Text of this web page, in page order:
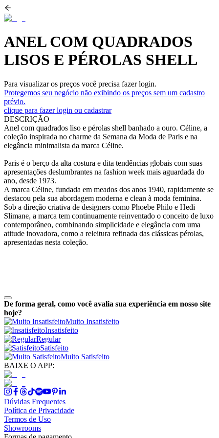
ANEL COM QUADRADOS
LISOS E PÉROLAS SHELL
Para visualizar os preços você precisa fazer login.
Protegemos seu negócio não exibindo os preços sem um cadastro
prévio.
clique para fazer login ou cadastrar
DESCRIÇÃO
Anel com quadrados liso e pérolas shell banhado a ouro. Céline, a
coleção inspirada no charme da Semana da Moda de Paris e na
elegância minimalista da marca Céline.
Paris é o berço da alta costura e dita tendências globais com suas
apresentações deslumbrantes na fashion week mais aguardada do
ano, desde 1973.
A marca Céline, fundada em meados dos anos 1940, rapidamente se
destacou pela sua abordagem moderna e clean à moda feminina.
Sob a direção criativa de designers como Phoebe Philo e Hedi
Slimane, a marca tem continuamente reinventado o conceito de luxo
contemporâneo, combinando simplicidade e elegância com uma
atitude inovadora, como a releitura refinada das clássicas pérolas,
apresentadas nesta coleção.
De forma geral, como você avalia sua experiência em nosso site
hoje?
Muito Insatisfeito
Insatisfeito
Regular
Satisfeito
Muito Satisfeito
BAIXE O APP:
Dúvidas Frequentes
Política de Privacidade
Termos de Uso
Showrooms